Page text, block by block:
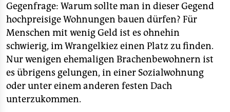
Gegenfrage: Warum sollte man in dieser Gegend
hochpreisige Wohnungen bauen dürfen? Für
Menschen mit wenig Geld ist es ohnehin
schwierig, im Wrangelkiez einen Platz zu finden.
Nur wenigen ehemaligen Brachenbewohnern ist
es übrigens gelungen, in einer Sozialwohnung
oder unter einem anderen festen Dach
unterzukommen.